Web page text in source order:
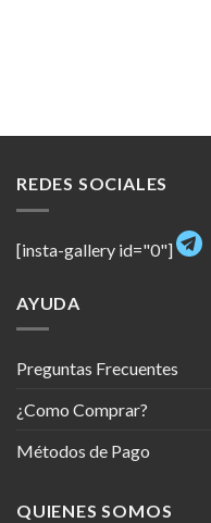
REDES SOCIALES
[insta-gallery id="0"]
AYUDA
Preguntas Frecuentes
¿Como Comprar?
Métodos de Pago
QUIENES SOMOS